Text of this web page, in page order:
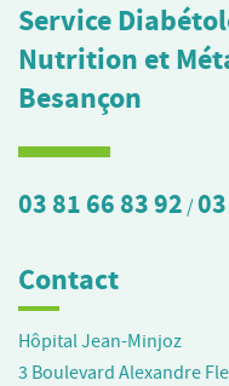
Service
Nutrition et
Besançon
03 81 66 83 92 /
Contact
Hôpital Jean-Minjoz
3 Boulevard Alexandre